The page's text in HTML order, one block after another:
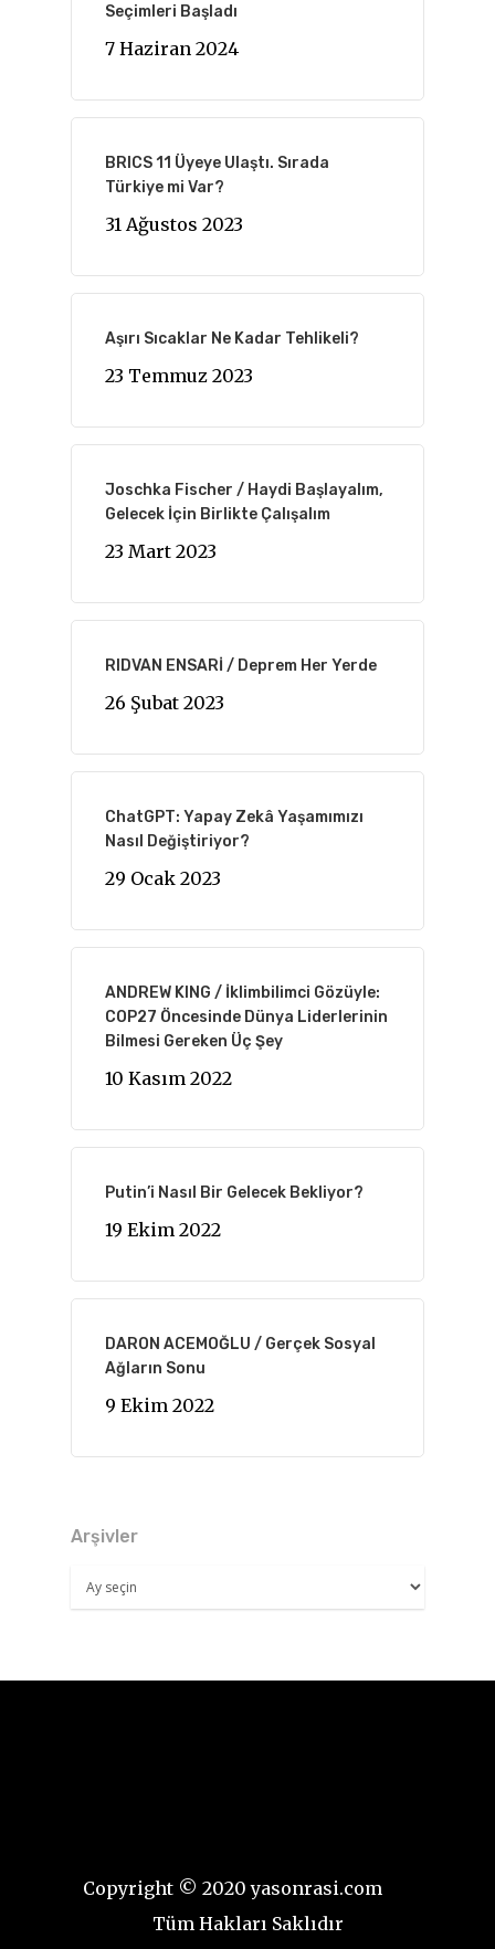
Seçimleri Başladı
7 Haziran 2024
BRICS 11 Üyeye Ulaştı. Sırada
Türkiye mi Var?
31 Ağustos 2023
Aşırı Sıcaklar Ne Kadar Tehlikeli?
23 Temmuz 2023
Joschka Fischer / Haydi Başlayalım,
Gelecek İçin Birlikte Çalışalım
23 Mart 2023
RIDVAN ENSARİ / Deprem Her Yerde
26 Şubat 2023
ChatGPT: Yapay Zekâ Yaşamımızı
Nasıl Değiştiriyor?
29 Ocak 2023
ANDREW KING / İklimbilimci Gözüyle:
COP27 Öncesinde Dünya Liderlerinin
Bilmesi Gereken Üç Şey
10 Kasım 2022
Putin’i Nasıl Bir Gelecek Bekliyor?
19 Ekim 2022
DARON ACEMOĞLU / Gerçek Sosyal
Ağların Sonu
9 Ekim 2022
Arşivler
Arşivler
Copyright © 2020 yasonrasi.com
Tüm Hakları Saklıdır